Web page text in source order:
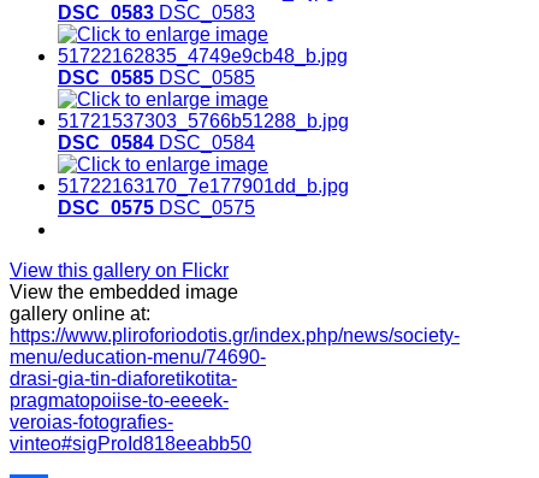
DSC_0583 DSC_0583
DSC_0585 DSC_0585
DSC_0584 DSC_0584
DSC_0575 DSC_0575
View this gallery on Flickr
View the embedded image
gallery online at:
https://www.pliroforiodotis.gr/index.php/news/society-
menu/education-menu/74690-
drasi-gia-tin-diaforetikotita-
pragmatopoiise-to-eeeek-
veroias-fotografies-
vinteo#sigProId818eeabb50